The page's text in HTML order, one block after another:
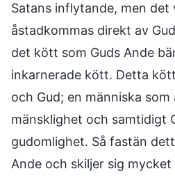
Satans inflytande, men det
åstadkommas direkt av
det kött som Guds Ande
inkarnerade kött. Detta
och Gud; en människa som
mänsklighet och samtidigt
gudomlighet. Så fastän
Ande och skiljer sig